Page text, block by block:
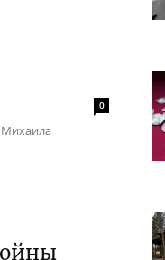
0
Михаила